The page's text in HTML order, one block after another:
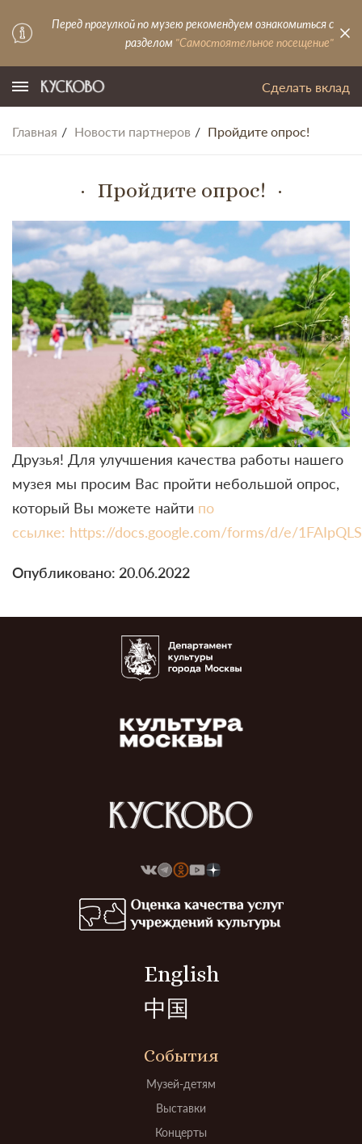
Перед прогулкой по музею рекомендуем ознакомиться с
разделом "Самостоятельное посещение"
Сделать вклад
Главная Новости партнеров Пройдите опрос!
Пройдите опрос!
Друзья! Для улучшения качества работы нашего
музея мы просим Вас пройти небольшой опрос,
который Вы можете найти по
ссылке: https://docs.google.com/forms/d/e/
Опубликовано: 20.06.2022
English
中国
События
Музей-детям
Выставки
Концерты